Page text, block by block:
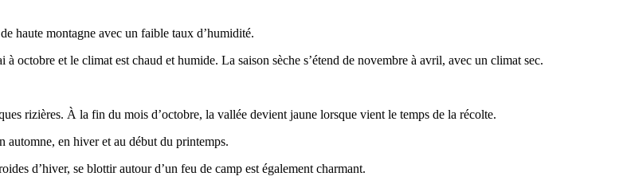
haute montagne avec un faible taux d’humidité.
octobre et le climat est chaud et humide. La saison sèche s’étend de novembre à avril, avec un climat sec.
rizières. À la fin du mois d’octobre, la vallée devient jaune lorsque vient le temps de la récolte.
automne, en hiver et au début du printemps.
d’hiver, se blottir autour d’un feu de camp est également charmant.